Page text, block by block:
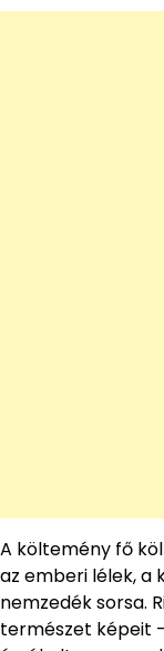
A költemény fő
az emberi lélek, a
nemzedék sorsa.
természet képeit